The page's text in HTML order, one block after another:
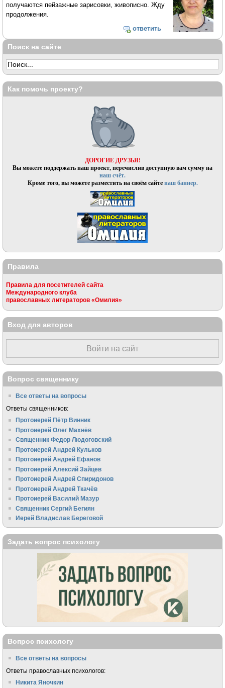
получаются пейзажные зарисовки, живописно. Жду
продолжения.
ответить
Поиск на сайте
Как помочь проекту?
ДОРОГИЕ ДРУЗЬЯ!
Вы можете поддержать наш проект, перечислив доступную вам сумму на
наш счёт.
Кроме того, вы можете разместить на своём сайтенаш баннер.
Правила
Правила для посетителей сайта
Международного клуба
православных литераторов «Омилия»
Вход для авторов
Войти на сайт
Вопрос священнику
Все ответы на вопросы
Ответы священников:
Протоиерей Пётр Винник
Протоиерей Олег Махнёв
Священник Федор Людоговский
Протоиерей Андрей Кульков
Протоиерей Андрей Ефанов
Протоиерей Алексий Зайцев
Протоиерей Андрей Спиридонов
Протоиерей Андрей Ткачёв
Протоиерей Василий Мазур
Священник Сергий Бегиян
Иерей Владислав Береговой
Задать вопрос психологу
Вопрос психологу
Все ответы на вопросы
Ответы православных психологов:
Никита Яночкин